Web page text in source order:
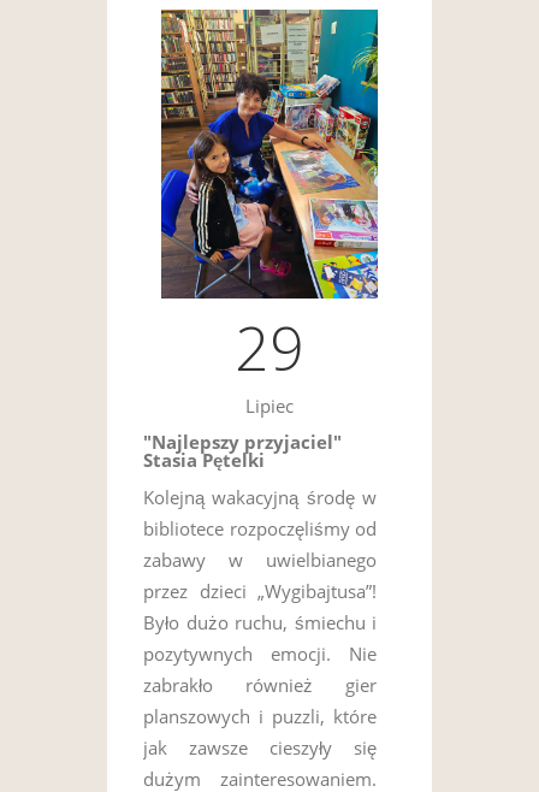
29
Lipiec
"Najlepszy przyjaciel"
Stasia Pętelki
Kolejną wakacyjną środę w
bibliotece rozpoczęliśmy od
zabawy w uwielbianego
przez dzieci „Wygibajtusa”!
Było dużo ruchu, śmiechu i
pozytywnych emocji. Nie
zabrakło również gier
planszowych i puzzli, które
jak zawsze cieszyły się
dużym zainteresowaniem.